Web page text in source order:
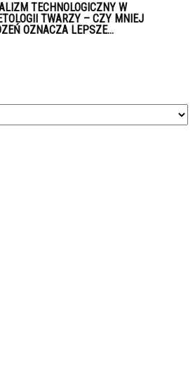
TECHNOLOGICZNY W
TWARZY – CZY MNIEJ
OZNACZA LEPSZE...